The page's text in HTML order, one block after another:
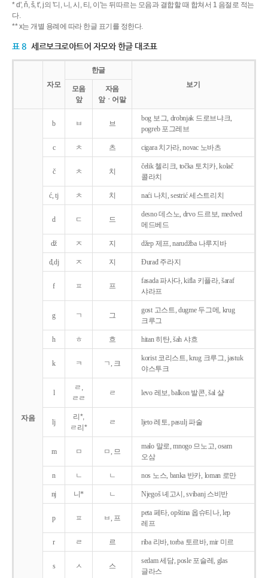
* d', ň, š, t', j의 '디, 니, 시, 티, 이'는 뒤따르는 모음과 결합할 때 합쳐서 1 음절로 적는
다.
** x는 개별 용례에 따라 한글 표기를 정한다.
표 8 세르보크로아트어 자모와 한글 대조표
자모
한글
보기
모음
앞
자음
앞ㆍ어말
자음
b ㅂ 브
bog 보그, drobnjak 드로브냐크,
pogreb 포그레브
c ㅊ 츠 cigara 치가라, novac 노바츠
č ㅊ 치
čelik 첼리크, točka 토치카, kolač
콜라치
ć, tj ㅊ 치 naći 나치, sestrić 세스트리치
d ㄷ 드
desno 데스노, drvo 드르보, medved
메드베드
dž ㅈ 지 džep 제프, narudžba 나루지바
đ,dj ㅈ 지 Ðurađ 주라지
f ㅍ 프
fasada 파사다, kifla 키플라, šaraf
샤라프
g ㄱ 그
gost 고스트, dugme 두그메, krug
크루그
h ㅎ 흐 hitan 히탄, šah 샤흐
k ㅋ ㄱ, 크
korist 코리스트, krug 크루그, jastuk
야스투크
l
ㄹ,
ㄹㄹ
ㄹ levo 레보, balkon 발콘, šal 샬
lj
리*,
ㄹ리*
ㄹ ljeto 레토, pasulj 파술
m ㅁ ㅁ, 므
malo 말로, mnogo 므노고, osam
오삼
n ㄴ ㄴ nos 노스, banka 반카, loman 로만
nj 니* ㄴ Njegoš 녜고시, svibanj 스비반
p ㅍ ㅂ, 프
peta 페타, opština 옵슈티나, lep
레프
r ㄹ 르 riba 리바, torba 토르바, mir 미르
s ㅅ 스
sedam 세담, posle 포슬레, glas
글라스